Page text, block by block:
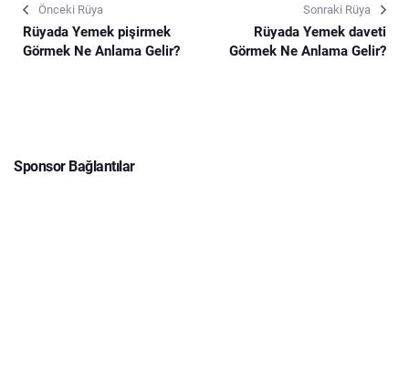
Önceki Rüya
Rüyada Yemek pişirmek
Görmek Ne Anlama Gelir?
Sonraki Rüya
Rüyada Yemek daveti
Görmek Ne Anlama Gelir?
Sponsor Bağlantılar